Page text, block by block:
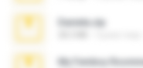
Daniela.zip
My Femboy